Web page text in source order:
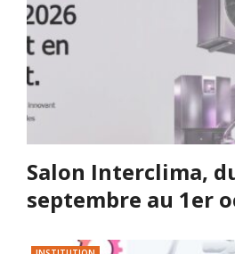
Salon Interclima,
septembre au 1er